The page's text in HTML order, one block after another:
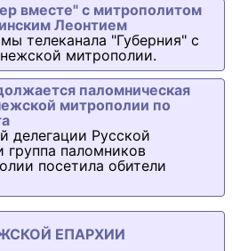
вместе" с митрополитом
Леонтием
телеканала "Губерния" с
митрополии.
паломническая
митрополии по
делегации Русской
группа паломников
посетила обители
ЕПАРХИИ